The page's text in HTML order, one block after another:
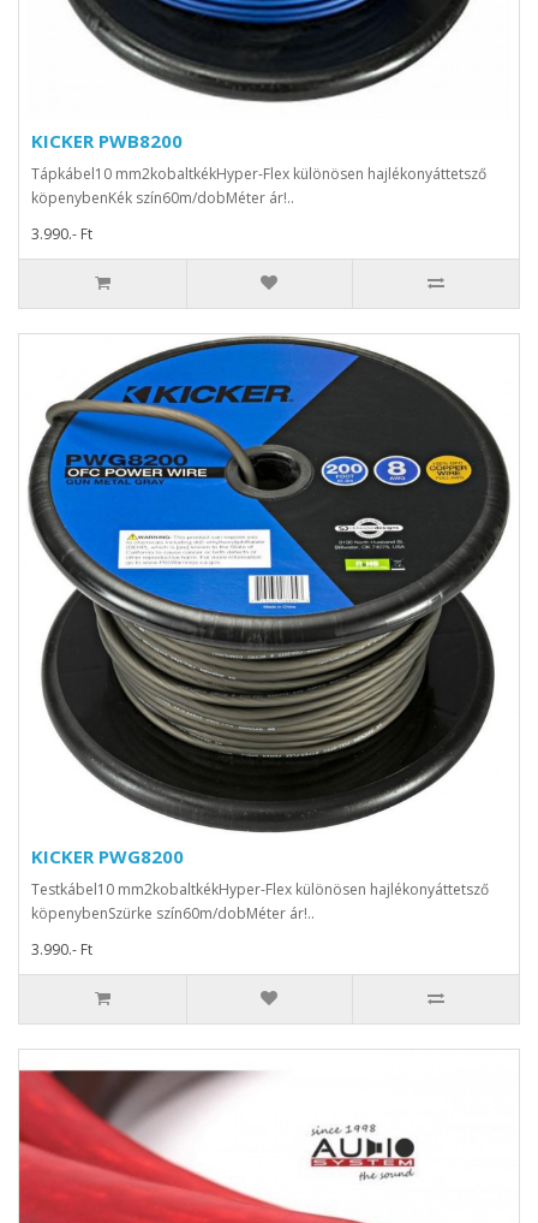
KICKER PWB8200
Tápkábel10 mm2kobaltkékHyper-Flex különösen hajlékonyáttetsző
köpenybenKék szín60m/dobMéter ár!..
3.990.- Ft
KICKER PWG8200
Testkábel10 mm2kobaltkékHyper-Flex különösen hajlékonyáttetsző
köpenybenSzürke szín60m/dobMéter ár!..
3.990.- Ft